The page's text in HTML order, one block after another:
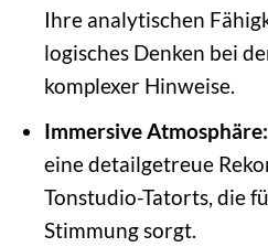
Ihre analytischen
logisches Denken bei
komplexer Hinweise.
Immersive Atmosphäre:
eine detailgetreue
Tonstudio-Tatorts, die
Stimmung sorgt.